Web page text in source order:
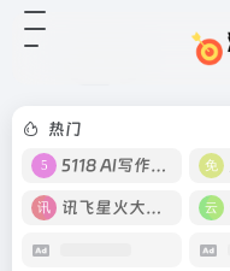
热门
5118 AI写作工具
讯飞星火大模型
鲨鱼TV视频解析